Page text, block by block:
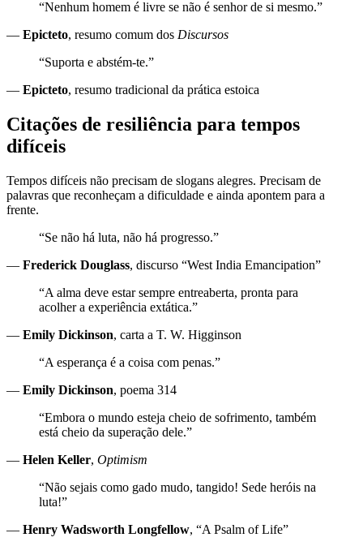
“Nenhum homem é livre se não é senhor de si mesmo.”
— Epicteto, resumo comum dos Discursos
“Suporta e abstém-te.”
— Epicteto, resumo tradicional da prática estoica
Citações de resiliência para tempos
difíceis
Tempos difíceis não precisam de slogans alegres. Precisam de
palavras que reconheçam a dificuldade e ainda apontem para a
frente.
“Se não há luta, não há progresso.”
— Frederick Douglass, discurso “West India Emancipation”
“A alma deve estar sempre entreaberta, pronta para
acolher a experiência extática.”
— Emily Dickinson, carta a T. W. Higginson
“A esperança é a coisa com penas.”
— Emily Dickinson, poema 314
“Embora o mundo esteja cheio de sofrimento, também
está cheio da superação dele.”
— Helen Keller, Optimism
“Não sejais como gado mudo, tangido! Sede heróis na
luta!”
— Henry Wadsworth Longfellow, “A Psalm of Life”